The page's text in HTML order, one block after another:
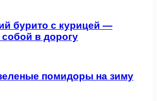
бурито с курицей —
собой в дорогу
помидоры на зиму